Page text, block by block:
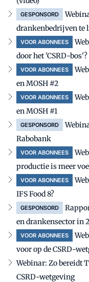
GESPONSORD
drankenbedrijven te
VOOR ABONNEES
door het 'CSRD-
VOOR ABONNEES
en MOSH #2
VOOR ABONNEES
en MOSH #1
GESPONSORD
Rabobank
VOOR ABONNEES
productie is meer
VOOR ABONNEES
IFS Food 8?
GESPONSORD
en drankensector in
VOOR ABONNEES
voor op de CSRD-
Webinar: Zo bereidt
CSRD-wetgeving